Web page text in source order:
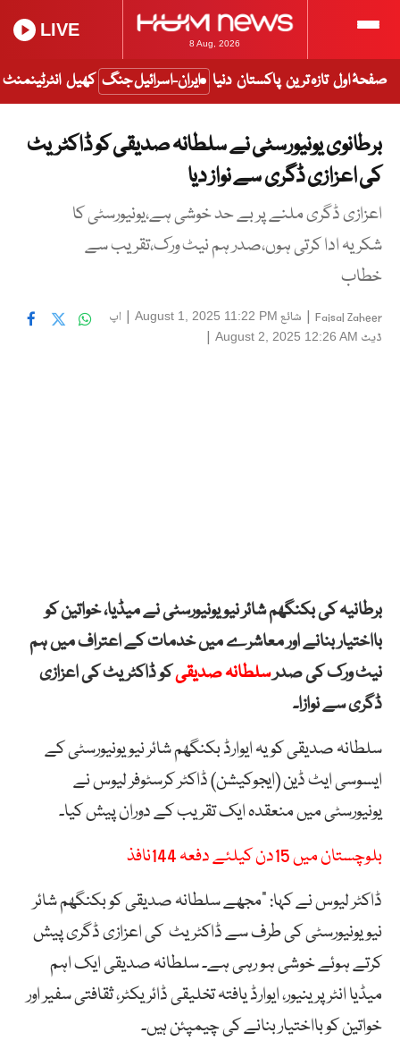
8 Aug, 2026
LIVE
صفحۂ اول تازہ ترین پاکستان دنیا ایران-اسرائیل جنگ کھیل انٹرٹینمنٹ
برطانوی یونیورسٹی نے سلطانہ صدیقی کو ڈاکٹریٹ
کی اعزازی ڈگری سے نواز دیا
اعزازی ڈگری ملنے پر بے حد خوشی ہے،یونیورسٹی کا
شکریہ ادا کرتی ہوں،صدر ہم نیٹ ورک،تقریب سے
خطاب
Faisal Zaheer
| شائع August 1, 2025 11:22 PM
| اپ
ڈیٹ August 2, 2025 12:26 AM
|
برطانیہ کی بکنگھم شائر نیو یونیورسٹی نے میڈیا، خواتین کو
بااختیار بنانے اور معاشرے میں خدمات کے اعتراف میں ہم
نیٹ ورک کی صدرسلطانہ صدیقیکو ڈاکٹریٹ کی اعزازی
ڈگری سے نوازا۔
سلطانہ صدیقی کو یہ ایوارڈ بکنگھم شائر نیو یونیورسٹی کے
ایسوسی ایٹ ڈین (ایجوکیشن) ڈاکٹر کرسٹوفر لیوس نے
یونیورسٹی میں منعقدہ ایک تقریب کے دوران پیش کیا۔
بلوچستان میں 15دن کیلئے دفعہ 144نافذ
ڈاکٹر لیوس نے کہا: “مجھے سلطانہ صدیقی کو بکنگھم شائر
نیو یونیورسٹی کی طرف سے ڈاکٹریٹ کی اعزازی ڈگری پیش
کرتے ہوئے خوشی ہو رہی ہے۔ سلطانہ صدیقی ایک اہم
میڈیا انٹرپرینیور، ایوارڈ یافتہ تخلیقی ڈائریکٹر، ثقافتی سفیر اور
خواتین کو بااختیار بنانے کی چیمپئن ہیں۔